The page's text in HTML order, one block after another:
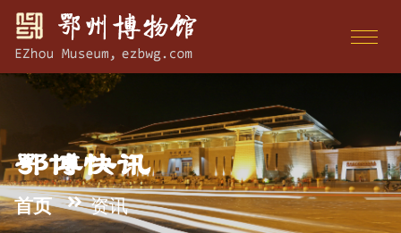
鄂博快讯
首页 资讯